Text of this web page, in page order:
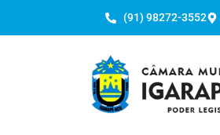
(91) 98272-3552